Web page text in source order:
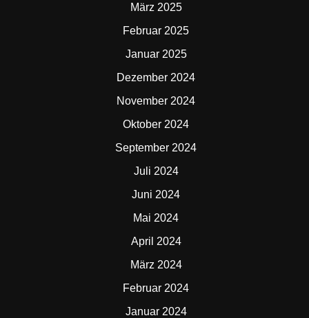
März 2025
Februar 2025
Januar 2025
Dezember 2024
November 2024
Oktober 2024
September 2024
Juli 2024
Juni 2024
Mai 2024
April 2024
März 2024
Februar 2024
Januar 2024